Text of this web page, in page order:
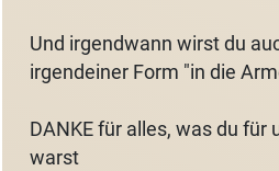
Und irgendwann wirst du
irgendeiner Form "in die
DANKE für alles, was du für
warst